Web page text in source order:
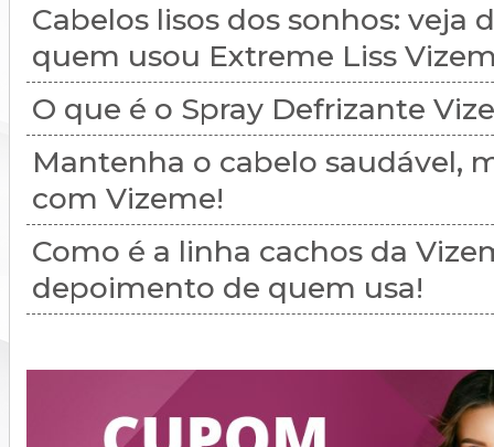
Cabelos lisos dos sonhos: veja
quem usou Extreme Liss
O que é o Spray Defrizante
Mantenha o cabelo saudável,
com Vizeme!
Como é a linha cachos da
depoimento de quem usa!